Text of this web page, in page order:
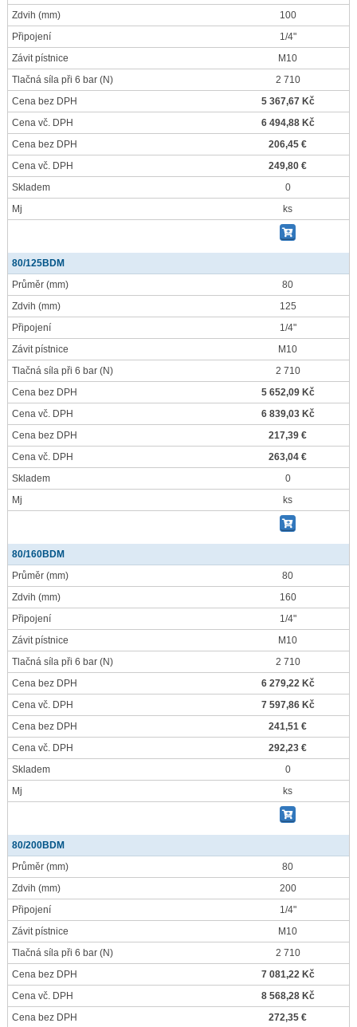
Zdvih (mm)
100
Připojení
1/4"
Závit pístnice
M10
Tlačná síla při 6 bar (N)
2 710
Cena bez DPH
5 367,67 Kč
Cena vč. DPH
6 494,88 Kč
Cena bez DPH
206,45 €
Cena vč. DPH
249,80 €
Skladem
0
Mj
ks
80/125BDM
Průměr (mm)
80
Zdvih (mm)
125
Připojení
1/4"
Závit pístnice
M10
Tlačná síla při 6 bar (N)
2 710
Cena bez DPH
5 652,09 Kč
Cena vč. DPH
6 839,03 Kč
Cena bez DPH
217,39 €
Cena vč. DPH
263,04 €
Skladem
0
Mj
ks
80/160BDM
Průměr (mm)
80
Zdvih (mm)
160
Připojení
1/4"
Závit pístnice
M10
Tlačná síla při 6 bar (N)
2 710
Cena bez DPH
6 279,22 Kč
Cena vč. DPH
7 597,86 Kč
Cena bez DPH
241,51 €
Cena vč. DPH
292,23 €
Skladem
0
Mj
ks
80/200BDM
Průměr (mm)
80
Zdvih (mm)
200
Připojení
1/4"
Závit pístnice
M10
Tlačná síla při 6 bar (N)
2 710
Cena bez DPH
7 081,22 Kč
Cena vč. DPH
8 568,28 Kč
Cena bez DPH
272,35 €